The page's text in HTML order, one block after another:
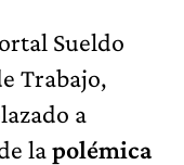
Sueldo
Trabajo,
a
lapolémica